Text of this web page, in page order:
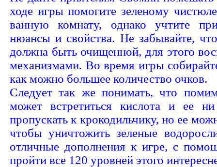
ходе игры помогите зеленому
ванную комнату, однако учтите
нюансы и свойства. Не забывайте,
должна быть очищенной, для этого
механизмами. Во время игры
как можно большее количество очков.
Следует так же понимать, что
может встретиться кислота и ее
пропускать к крокодильчику, но ее
чтобы уничтожить зеленые
отличные дополнения к игре, с
пройти все 120 уровней этого